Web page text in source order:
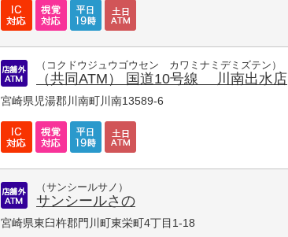
（コクドウジュウゴウセン カワミナミデミズテン）
（共同ATM） 国道10号線 川南出水店
宮崎県児湯郡川南町川南13589-6
（サンシールサノ）
サンシールさの
宮崎県東臼杵郡門川町東栄町4丁目1-18